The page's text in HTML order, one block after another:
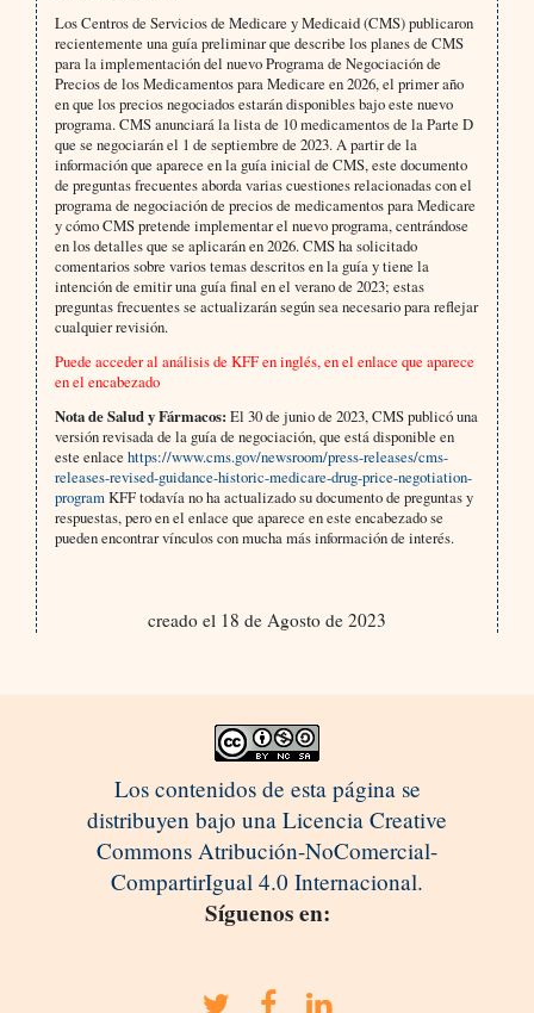
Los Centros de Servicios de Medicare y Medicaid (CMS) publicaron
recientemente una guía preliminar que describe los planes de CMS
para la implementación del nuevo Programa de Negociación de
Precios de los Medicamentos para Medicare en 2026, el primer año
en que los precios negociados estarán disponibles bajo este nuevo
programa. CMS anunciará la lista de 10 medicamentos de la Parte D
que se negociarán el 1 de septiembre de 2023. A partir de la
información que aparece en la guía inicial de CMS, este documento
de preguntas frecuentes aborda varias cuestiones relacionadas con el
programa de negociación de precios de medicamentos para Medicare
y cómo CMS pretende implementar el nuevo programa, centrándose
en los detalles que se aplicarán en 2026. CMS ha solicitado
comentarios sobre varios temas descritos en la guía y tiene la
intención de emitir una guía final en el verano de 2023; estas
preguntas frecuentes se actualizarán según sea necesario para reflejar
cualquier revisión.
Puede acceder al análisis de KFF en inglés, en el enlace que aparece
en el encabezado
Nota de Salud y Fármacos: El 30 de junio de 2023, CMS publicó una
versión revisada de la guía de negociación, que está disponible en
este enlace https://www.cms.gov/newsroom/press-releases/cms-
releases-revised-guidance-historic-medicare-drug-price-negotiation-
programKFF todavía no ha actualizado su documento de preguntas y
respuestas, pero en el enlace que aparece en este encabezado se
pueden encontrar vínculos con mucha más información de interés.
creado el 18 de Agosto de 2023
Los contenidos de esta página se
distribuyen bajo una Licencia Creative
Commons Atribución-NoComercial-
CompartirIgual 4.0 Internacional.
Síguenos en: